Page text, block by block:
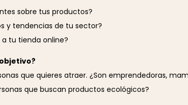
sobre tus productos?
y tendencias de tu sector?
tu tienda online?
que quieres atraer. ¿Son emprendedoras,
que buscan productos ecológicos?